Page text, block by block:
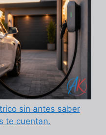
sin antes saber
te cuentan.